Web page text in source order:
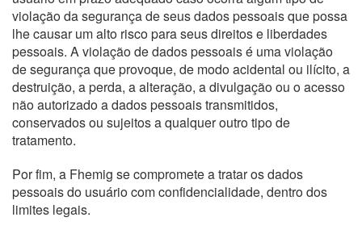
violação da segurança de seus dados pessoais que possa
lhe causar um alto risco para seus direitos e liberdades
pessoais. A violação de dados pessoais é uma violação
de segurança que provoque, de modo acidental ou ilícito, a
destruição, a perda, a alteração, a divulgação ou o acesso
não autorizado a dados pessoais transmitidos,
conservados ou sujeitos a qualquer outro tipo de
tratamento.
Por fim, a Fhemig se compromete a tratar os dados
pessoais do usuário com confidencialidade, dentro dos
limites legais.